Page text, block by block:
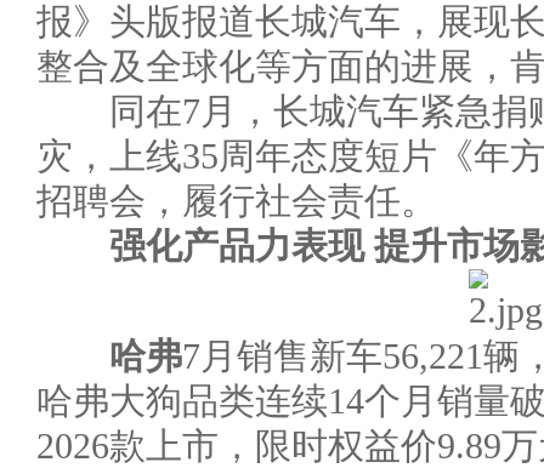
报》头版报道长城汽车，展现
整合及全球化等方面的进展，
同在7月，长城汽车紧急捐
灾，上线35周年态度短片《年
招聘会，履行社会责任。
强化产品力表现 提升市场
哈弗7月销售新车56,221辆
哈弗大狗品类连续14个月销量
2026款上市，限时权益价9.89